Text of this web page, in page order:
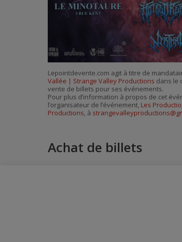
Lepointdevente.com agit à titre de
Vallée | Strange Valley Productions dans le
vente de billets pour ses événements.
Pour plus d’information à propos de cet
l’organisateur de l’événement, Les
Productions, à
Achat de billets